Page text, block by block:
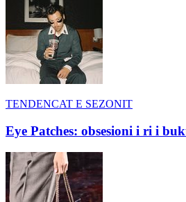
TENDENCAT E SEZONIT
Eye Patches: obsesioni i ri i